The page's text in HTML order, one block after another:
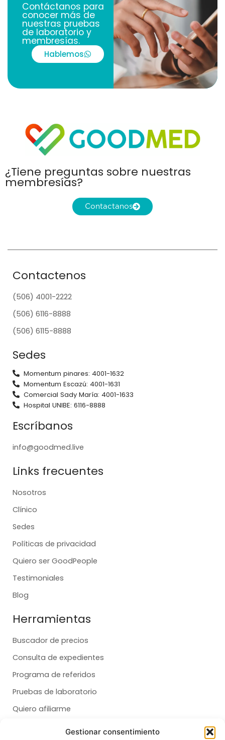
Gestionar consentimiento
Contáctanos para
conocer más de
nuestras pruebas
de laboratorio y
membresías.
Hablemos
¿Tiene preguntas sobre nuestras
membresías?
Contactanos
Contactenos
(506) 4001-2222
(506) 6116-8888
(506) 6115-8888
Sedes
Momentum pinares: 4001-1632
Momentum Escazú: 4001-1631
Comercial Sady María: 4001-1633
Hospital UNIBE: 6116-8888
Escríbanos
info@goodmed.live
Links frecuentes
Nosotros
Clínico
Sedes
Políticas de privacidad
Quiero ser GoodPeople
Testimoniales
Blog
Herramientas
Buscador de precios
Consulta de expedientes
Programa de referidos
Pruebas de laboratorio
Quiero afiliarme